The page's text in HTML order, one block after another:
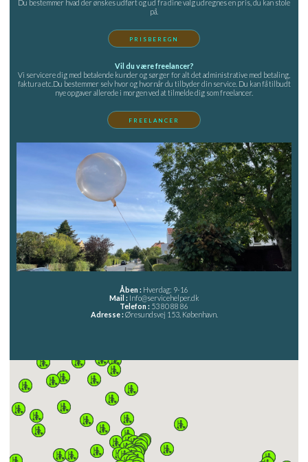
Du bestemmer hvad der ønskes udført og ud fra dine valg udregnes en pris, du kan stole
på.
PRISBEREGN
Vil du være freelancer?
Vi servicere dig med betalende kunder og sørger for alt det administrative med betaling,
faktura etc.Du bestemmer selv hvor og hvornår du tilbyder din service. Du kan få tilbudt
nye opgaver allerede i morgen ved at tilmelde dig som freelancer.
FREELANCER
Åben : Hverdag: 9-16
Mail : Info@servicehelper.dk
Telefon : 53 80 88 86
Adresse : Øresundsvej 153, København.